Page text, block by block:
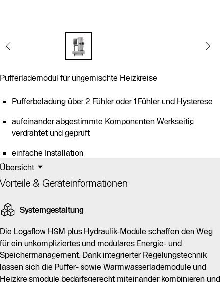
Pufferlademodul für ungemischte Heizkreise
Pufferbeladung über 2 Fühler oder 1 Fühler und Hysterese
aufeinander abgestimmte Komponenten Werkseitig
verdrahtet und geprüft
einfache Installation
Übersicht
Vorteile & Geräteinformationen
Systemgestaltung
Die Logaflow HSM plus Hydraulik-Module schaffen den Weg
für ein unkompliziertes und modulares Energie- und
Speichermanagement. Dank integrierter Regelungstechnik
lassen sich die Puffer- sowie Warmwasserlademodule und
Heizkreismodule bedarfsgerecht miteinander kombinieren und